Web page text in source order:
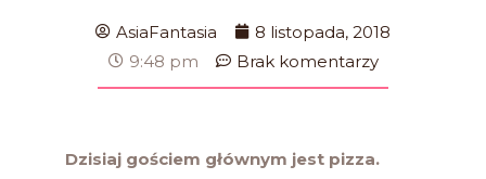
AsiaFantasia
8 listopada, 2018
9:48 pm
Brak komentarzy
Dzisiaj gościem głównym jest pizza.